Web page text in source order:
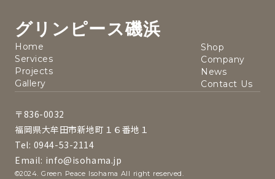
グリンピース磯浜
Home
Services
Projects
Gallery
Shop
Company
News
Contact Us
〒836-0032
福岡県大牟田市新地町１６番地１
Tel: 0944-53-2114
Email: info@isohama.jp
©2024. Green Peace Isohama All right reserved.